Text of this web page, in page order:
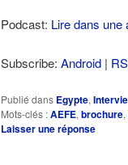
Podcast: Lire dans une
Subscribe: Android |
Publié dans Egypte,
Mots-clés :AEFE,brochure,
Laisser une réponse